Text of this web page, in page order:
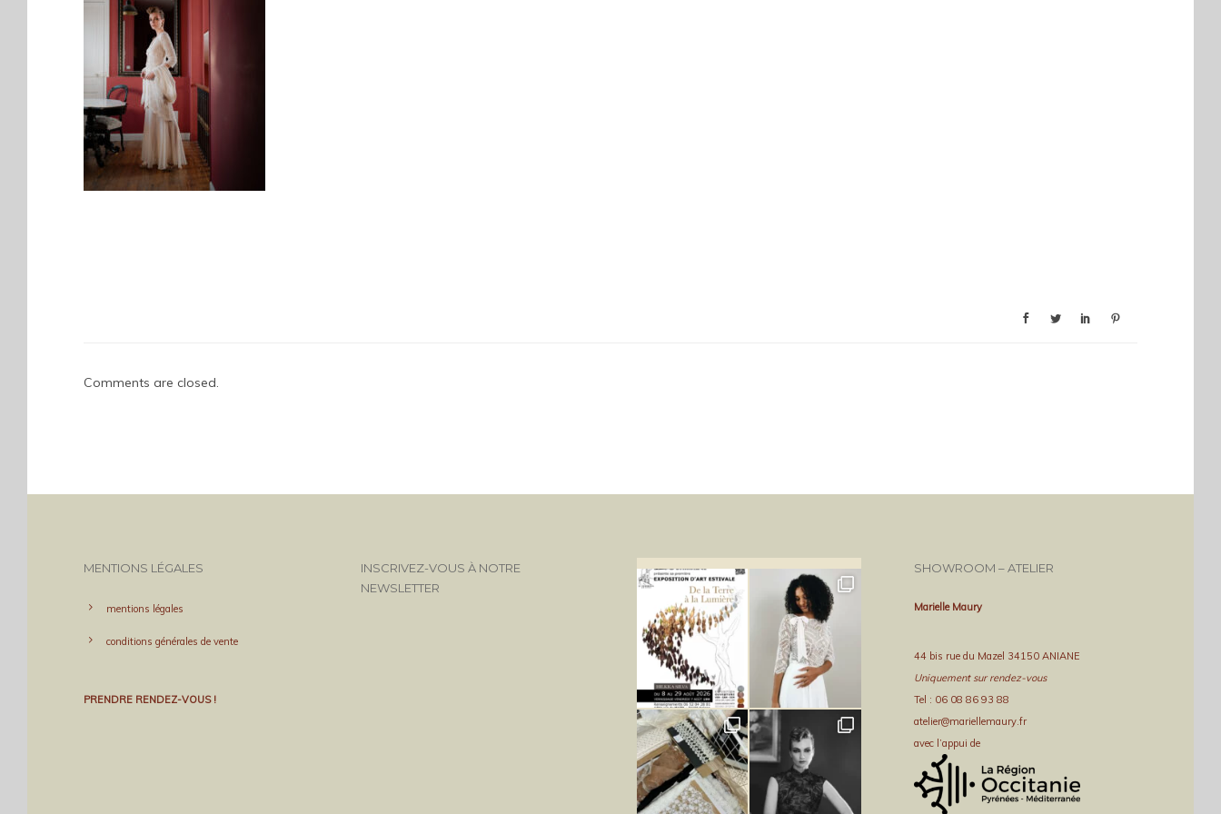
Comments are closed.
MENTIONS LÉGALES
mentions légales
conditions générales de vente
PRENDRE RENDEZ-VOUS !
INSCRIVEZ-VOUS À NOTRE
NEWSLETTER
SHOWROOM – ATELIER
Marielle Maury
44 bis rue du Mazel 34150 ANIANE
Uniquement sur rendez-vous
Tel : 06 08 86 93 88
atelier@mariellemaury.fr
avec l’appui de